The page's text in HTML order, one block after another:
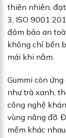
thiên nhiên,
3, ISO
đảm bảo an
không chỉ bền
mái khi nằm.
Gummi còn
như trà xanh,
công nghệ
vùng nâng đỡ.
mềm khác